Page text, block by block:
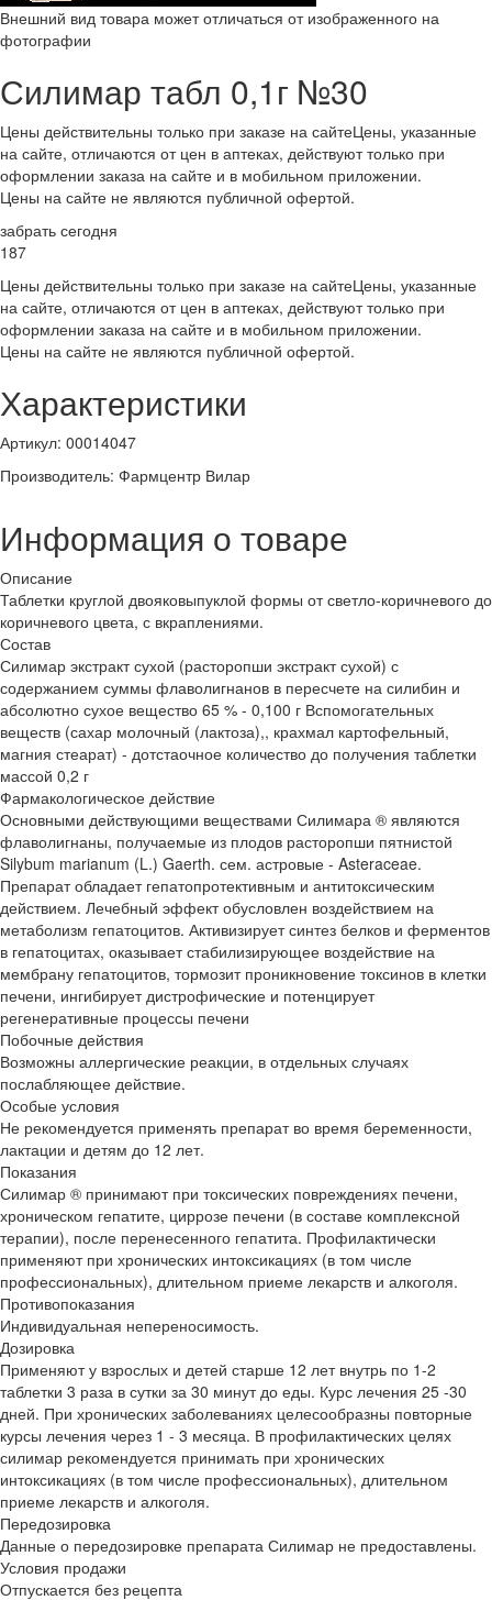
Внешний вид товара может отличаться от изображенного на
фотографии
Силимар табл 0,1г №30
Цены действительны только при заказе на сайтеЦены, указанные
на сайте, отличаются от цен в аптеках, действуют только при
оформлении заказа на сайте и в мобильном приложении.
Цены на сайте не являются публичной офертой.
забрать сегодня
187
Цены действительны только при заказе на сайтеЦены, указанные
на сайте, отличаются от цен в аптеках, действуют только при
оформлении заказа на сайте и в мобильном приложении.
Цены на сайте не являются публичной офертой.
Характеристики
Артикул: 00014047
Производитель: Фармцентр Вилар
Информация о товаре
Описание
Таблетки круглой двояковыпуклой формы от светло-коричневого до
коричневого цвета, с вкраплениями.
Состав
Силимар экстракт сухой (расторопши экстракт сухой) с
содержанием суммы флаволигнанов в пересчете на силибин и
абсолютно сухое вещество 65 % - 0,100 г Вспомогательных
веществ (сахар молочный (лактоза),, крахмал картофельный,
магния стеарат) - дотстаочное количество до получения таблетки
массой 0,2 г
Фармакологическое действие
Основными действующими веществами Силимара ® являются
флаволигнаны, получаемые из плодов расторопши пятнистой
Silybum marianum (L.) Gaerth. сем. астровые - Asteraceae.
Препарат обладает гепатопротективным и антитоксическим
действием. Лечебный эффект обусловлен воздействием на
метаболизм гепатоцитов. Активизирует синтез белков и ферментов
в гепатоцитах, оказывает стабилизирующее воздействие на
мембрану гепатоцитов, тормозит проникновение токсинов в клетки
печени, ингибирует дистрофические и потенцирует
регенеративные процессы печени
Побочные действия
Возможны аллергические реакции, в отдельных случаях
послабляющее действие.
Особые условия
Не рекомендуется применять препарат во время беременности,
лактации и детям до 12 лет.
Показания
Силимар ® принимают при токсических повреждениях печени,
хроническом гепатите, циррозе печени (в составе комплексной
терапии), после перенесенного гепатита. Профилактически
применяют при хронических интоксикациях (в том числе
профессиональных), длительном приеме лекарств и алкоголя.
Противопоказания
Индивидуальная непереносимость.
Дозировка
Применяют у взрослых и детей старше 12 лет внутрь по 1-2
таблетки 3 раза в сутки за 30 минут до еды. Курс лечения 25 -30
дней. При хронических заболеваниях целесообразны повторные
курсы лечения через 1 - 3 месяца. В профилактических целях
силимар рекомендуется принимать при хронических
интоксикациях (в том числе профессиональных), длительном
приеме лекарств и алкоголя.
Передозировка
Данные о передозировке препарата Силимар не предоставлены.
Условия продажи
Отпускается без рецепта